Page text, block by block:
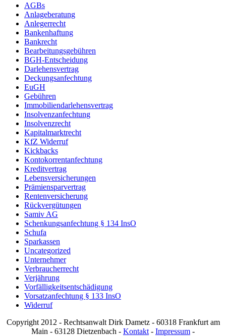
AGBs
Anlageberatung
Anlegerrecht
Bankenhaftung
Bankrecht
Bearbeitungsgebühren
BGH-Entscheidung
Darlehensvertrag
Deckungsanfechtung
EuGH
Gebühren
Immobiliendarlehensvertrag
Insolvenzanfechtung
Insolvenzrecht
Kapitalmarktrecht
KfZ Widerruf
Kickbacks
Kontokorrentanfechtung
Kreditvertrag
Lebensversicherungen
Prämiensparvertrag
Rentenversicherung
Rückvergütungen
Samiv AG
Schenkungsanfechtung § 134 InsO
Schufa
Sparkassen
Uncategorized
Unternehmer
Verbraucherrecht
Verjährung
Vorfälligkeitsentschädigung
Vorsatzanfechtung § 133 InsO
Widerruf
Copyright 2012 - Rechtsanwalt Dirk Dametz - 60318 Frankfurt am
Main - 63128 Dietzenbach - Kontakt - Impressum -